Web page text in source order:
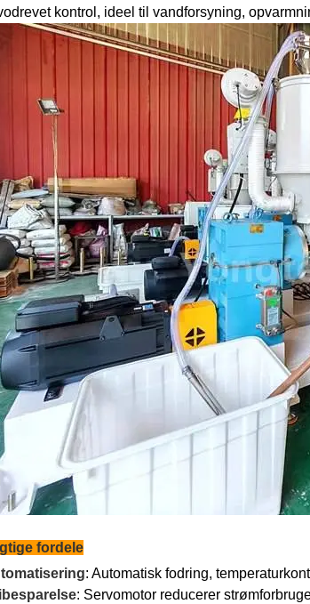
kontrol, ideel til vandforsyning,
fordele
: Automatisk fodring,
: Servomotor reducerer